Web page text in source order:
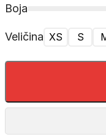
Boja
Veličina XS S